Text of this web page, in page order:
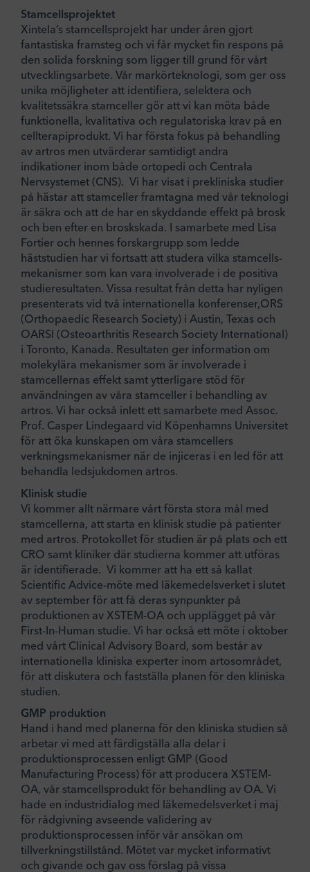
Stamcellsprojektet
Xintela’s stamcellsprojekt har under åren gjort
fantastiska framsteg och vi får mycket fin respons på
den solida forskning som ligger till grund för vårt
utvecklingsarbete. Vår markörteknologi, som ger oss
unika möjligheter att identifiera, selektera och
kvalitetssäkra stamceller gör att vi kan möta både
funktionella, kvalitativa och regulatoriska krav på en
cellterapiprodukt. Vi har första fokus på behandling
av artros men utvärderar samtidigt andra
indikationer inom både ortopedi och Centrala
Nervsystemet (CNS). Vi har visat i prekliniska studier
på hästar att stamceller framtagna med vår teknologi
är säkra och att de har en skyddande effekt på brosk
och ben efter en broskskada. I samarbete med Lisa
Fortier och hennes forskargrupp som ledde
häststudien har vi fortsatt att studera vilka stamcells-
mekanismer som kan vara involverade i de positiva
studieresultaten. Vissa resultat från detta har nyligen
presenterats vid två internationella konferenser,ORS
(Orthopaedic Research Society) i Austin, Texas och
OARSI (Osteoarthritis Research Society International)
i Toronto, Kanada. Resultaten ger information om
molekylära mekanismer som är involverade i
stamcellernas effekt samt ytterligare stöd för
användningen av våra stamceller i behandling av
artros. Vi har också inlett ett samarbete med Assoc.
Prof. Casper Lindegaard vid Köpenhamns Universitet
för att öka kunskapen om våra stamcellers
verkningsmekanismer när de injiceras i en led för att
behandla ledsjukdomen artros.
Klinisk studie
Vi kommer allt närmare vårt första stora mål med
stamcellerna, att starta en klinisk studie på patienter
med artros. Protokollet för studien är på plats och ett
CRO samt kliniker där studierna kommer att utföras
är identifierade. Vi kommer att ha ett så kallat
Scientific Advice-möte med läkemedelsverket i slutet
av september för att få deras synpunkter på
produktionen av XSTEM-OA och upplägget på vår
First-In-Human studie. Vi har också ett möte i oktober
med vårt Clinical Advisory Board, som består av
internationella kliniska experter inom artosområdet,
för att diskutera och fastställa planen för den kliniska
studien.
GMP produktion
Hand i hand med planerna för den kliniska studien så
arbetar vi med att färdigställa alla delar i
produktionsprocessen enligt GMP (Good
Manufacturing Process) för att producera XSTEM-
OA, vår stamcellsprodukt för behandling av OA. Vi
hade en industridialog med läkemedelsverket i maj
för rådgivning avseende validering av
produktionsprocessen inför vår ansökan om
tillverkningstillstånd. Mötet var mycket informativt
och givande och gav oss förslag på vissa